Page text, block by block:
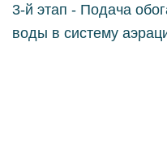
3-й этап - Подача
воды в систему